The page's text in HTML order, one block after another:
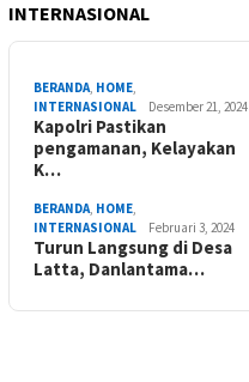
INTERNASIONAL
BERANDA, HOME,
INTERNASIONAL
Desember 21, 2024
Kapolri Pastikan
pengamanan, Kelayakan
K…
BERANDA, HOME,
INTERNASIONAL
Februari 3, 2024
Turun Langsung di Desa
Latta, Danlantama…